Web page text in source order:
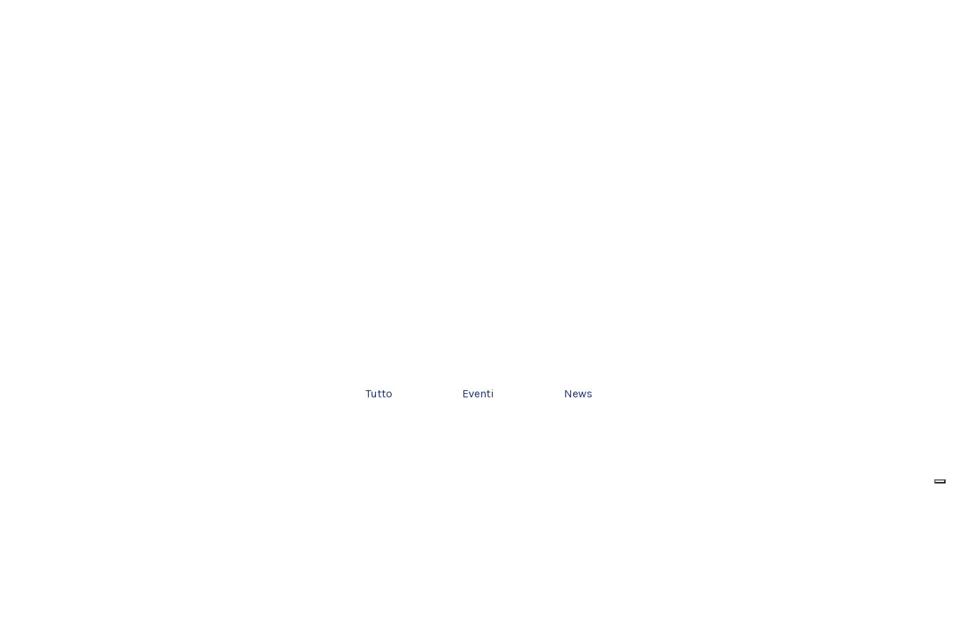
Tutto Eventi News